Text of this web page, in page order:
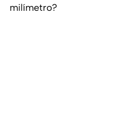
milímetro?